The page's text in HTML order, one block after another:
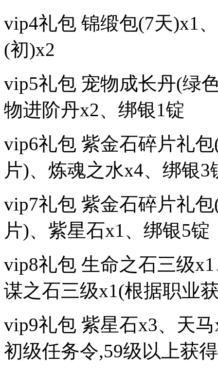
vip4礼包 锦缎包(7天)x1
(初)x2
vip5礼包 宠物成长丹(绿
物进阶丹x2、绑银1锭
vip6礼包 紫金石碎片礼
片)、炼魂之水x4、绑银3
vip7礼包 紫金石碎片礼
片)、紫星石x1、绑银5锭
vip8礼包 生命之石三级
谋之石三级x1(根据职业
vip9礼包 紫星石x3、天
初级任务令,59级以上获